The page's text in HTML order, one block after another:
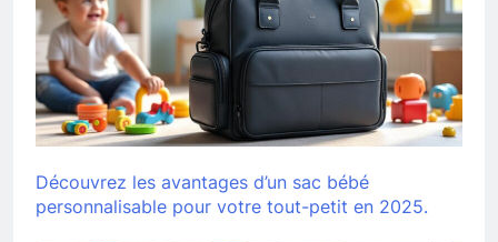
Découvrez les avantages d’un sac bébé
personnalisable pour votre tout-petit en 2025.